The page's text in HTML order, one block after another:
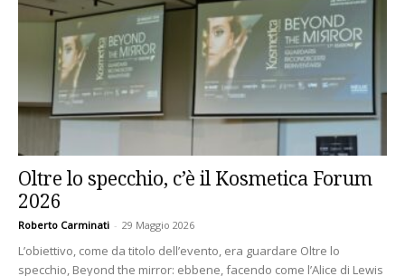
Oltre lo specchio, c’è il Kosmetica Forum
2026
Roberto Carminati - 29 Maggio 2026
L’obiettivo, come da titolo dell’evento, era guardare Oltre lo
specchio, Beyond the mirror: ebbene, facendo come l’Alice di Lewis